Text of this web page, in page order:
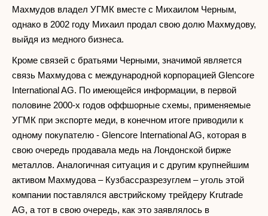
Махмудов владел УГМК вместе с Михаилом Черным,
однако в 2002 году Михаил продал свою долю Махмудову,
выйдя из медного бизнеса.
Кроме связей с братьями Черными, значимой является
связь Махмудова с международной корпорацией Glencore
International AG. По имеющейся информации, в первой
половине 2000-х годов оффшорные схемы, применяемые
УГМК при экспорте меди, в конечном итоге приводили к
одному покупателю - Glencore International AG, которая в
свою очередь продавала медь на Лондонской бирже
металлов. Аналогичная ситуация и с другим крупнейшим
активом Махмудова – Кузбассразрезуглем – уголь этой
компании поставлялся австрийскому трейдеру Krutrade
AG, а тот в свою очередь, как это заявлялось в